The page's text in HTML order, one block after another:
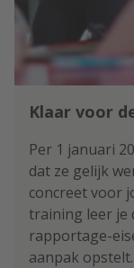
Klaar voor
Per 1 januari
dat ze gelijk
concreet voor
training leer je
rapportage-
aanpak opstelt.